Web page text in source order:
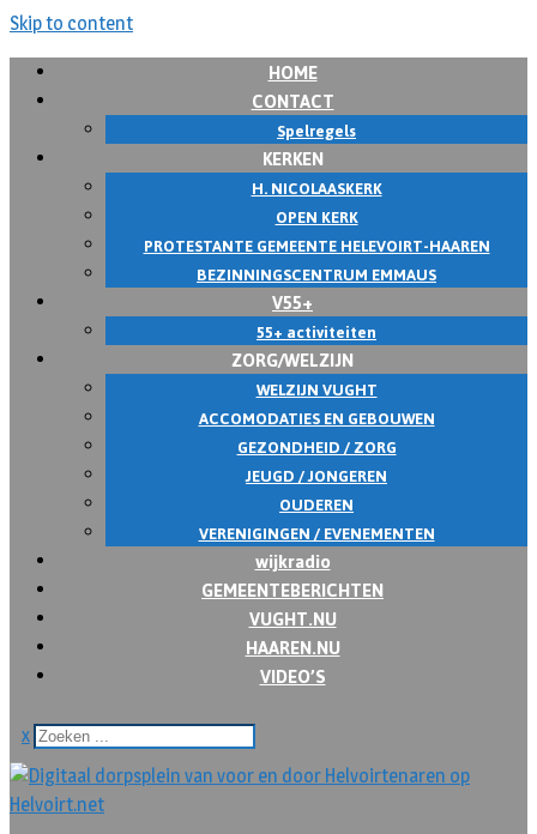
Skip to content
HOME
CONTACT
Spelregels
KERKEN
H. NICOLAASKERK
OPEN KERK
PROTESTANTE GEMEENTE HELEVOIRT-HAAREN
BEZINNINGSCENTRUM EMMAUS
V55+
55+ activiteiten
ZORG/WELZIJN
WELZIJN VUGHT
ACCOMODATIES EN GEBOUWEN
GEZONDHEID / ZORG
JEUGD / JONGEREN
OUDEREN
VERENIGINGEN / EVENEMENTEN
wijkradio
GEMEENTEBERICHTEN
VUGHT.NU
HAAREN.NU
VIDEO’S
x